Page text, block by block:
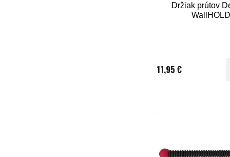
Držiak prútov
WallHOLD
11,95 €